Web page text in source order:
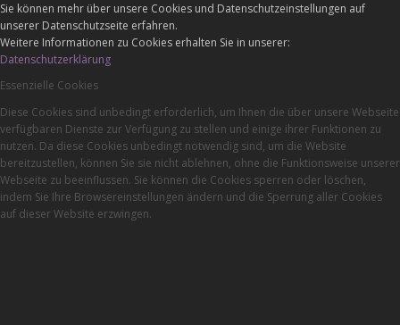
Sie können mehr über unsere Cookies und Datenschutzeinstellungen auf
unserer Datenschutzseite erfahren.
Weitere Informationen zu Cookies erhalten Sie in unserer:
Datenschutzerklärung
Essenzielle Cookies
Diese Cookies sind unbedingt erforderlich, um Ihnen die über unsere Webseite
verfügbaren Dienste zur Verfügung zu stellen und einige ihrer Funktionen zu
nutzen. Da diese Cookies unbedingt notwendig sind, um die Website
bereitzustellen, können Sie sie nicht ablehnen, ohne die Funktionsweise unserer
Webseite zu beeinflussen. Sie können die Cookies sperren oder löschen,
indem Sie Ihre Browsereinstellungen ändern und die Sperrung aller Cookies
auf dieser Website erzwingen.